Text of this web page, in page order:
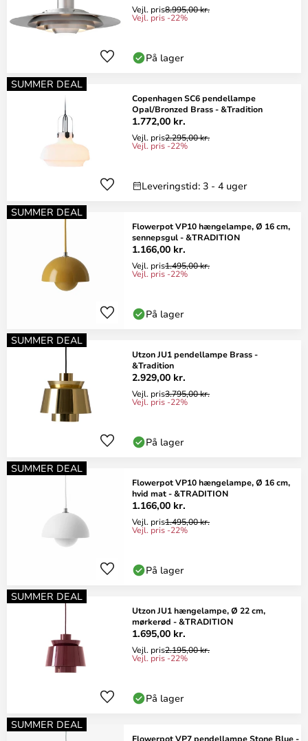
Vejl. pris8.995,00 kr.
Vejl. pris -22%
På lager
SUMMER DEAL
Copenhagen SC6 pendellampe
Opal/Bronzed Brass - &Tradition
1.772,00 kr.
Vejl. pris2.295,00 kr.
Vejl. pris -22%
Leveringstid: 3 - 4 uger
SUMMER DEAL
Flowerpot VP10 hængelampe, Ø 16 cm,
sennepsgul - &TRADITION
1.166,00 kr.
Vejl. pris1.495,00 kr.
Vejl. pris -22%
På lager
SUMMER DEAL
Utzon JU1 pendellampe Brass -
&Tradition
2.929,00 kr.
Vejl. pris3.795,00 kr.
Vejl. pris -22%
På lager
SUMMER DEAL
Flowerpot VP10 hængelampe, Ø 16 cm,
hvid mat - &TRADITION
1.166,00 kr.
Vejl. pris1.495,00 kr.
Vejl. pris -22%
På lager
SUMMER DEAL
Utzon JU1 hængelampe, Ø 22 cm,
mørkerød - &TRADITION
1.695,00 kr.
Vejl. pris2.195,00 kr.
Vejl. pris -22%
På lager
SUMMER DEAL
Flowerpot VP7 pendellampe Stone Blue -